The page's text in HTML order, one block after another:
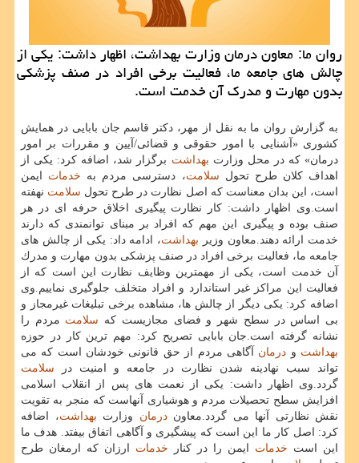
روان ما: معاون درمان وزارت بهداشت، اظهار داشت: یكی از
چالش های جامعه ما، فعالیت برخی افراد در صنف پزشكی
بدون مهارت و مدرك آن خدمت است.
به گزارش روان ما به نقل از مهر، دكتر قاسم جان بابایی در همایش
كشوری «آشنایی با امور حقوقی و قضائی/آیین و مقررات بر امور
درمان» كه در محل وزارت بهداشت برگزار شد، اضافه كرد: یكی از
اهداف كلان طرح تحول سلامت، دسترسی مردم به خدمات ایمن
است، این بدان معناست كه اصل نظارت در طرح تحول سلامت نهفته
است.وی اظهار داشت: كار نظارت پیگیری اخلاق حرفه ای در هر
صنف بوده و پیگیری این مهم كه افراد بر مبنای توانمندی كه دارند
خدمت ارائه دهند.معاون وزیر بهداشت، ادامه داد: یكی از چالش های
جامعه ما، فعالیت برخی افراد در صنف پزشكی بدون مهارت و مدرك
آن خدمت است، یكی از مهمترین وظایف نظارت این است كه از
فعالیت این مراكز غیر استاندارد و افراد متخلف جلوگیری نماییم.وی
اضافه كرد: یكی دیگر از چالش ها، مشاهده برخی تبلیغات غیرمجاز و
بی اساس در سطح شهر و فضای مجازیست كه سلامت مردم را
نشانه گرفته است.جان بابایی تصریح كرد: مهم ترین كار در حوزه
بهداشت و درمان آگاهی مردم از حق قانونی خودشان است كه می
تواند سبب نهادینه شدن نظارت در جامعه و امنیت در سلامت
گردد.وی اظهار داشت: یكی از نعمت های پس از انقلاب اسلامی
افزایش سطح تحصیلات مردم و هوشیاری آنهاست كه منجر به تقویت
نقش نظارتی آنها می گردد.معاوندرمان وزارت بهداشت، اضافه
كرد: اصل كار ما این است كه پیشگیری و آگاهی اتفاق بیفتد. هدف ما
این است خدمات ایمن را در كنار خدمات ارزان كه ارمغان طرح